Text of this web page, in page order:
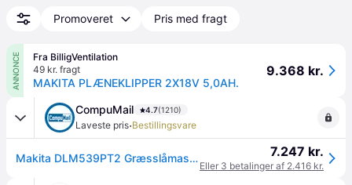
Promoveret Pris med fragt
ANNONCE
Fra BilligVentilation
49 kr. fragt
MAKITA PLÆNEKLIPPER 2X18V 5,0AH.
9.368 kr.
CompuMail 4.7(1210)
Laveste pris·Bestillingsvare
Makita DLM539PT2 Græsslåmaskine Elektrisk 3000opm 53 cm Skærebredde --> På fjernlager, levevering hos dig 22-08-2026 7.247 kr.
Eller 3 betalinger af 2.416 kr.